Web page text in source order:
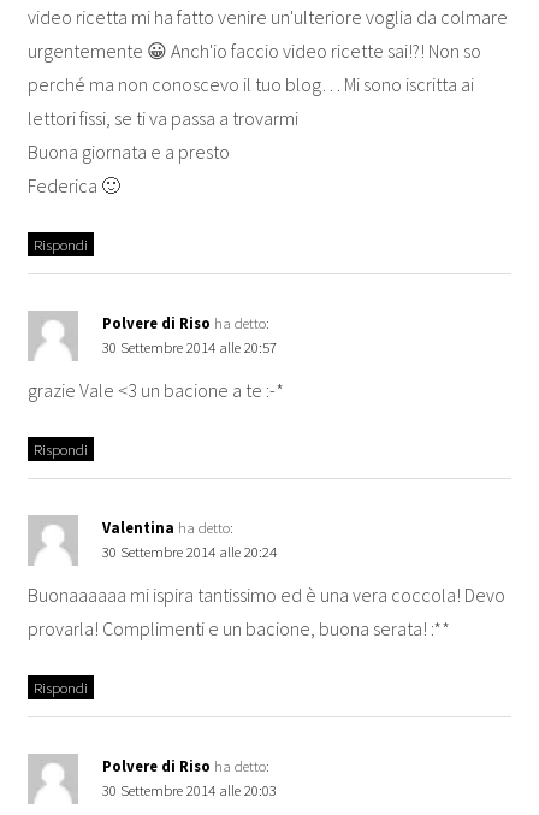
video ricetta mi ha fatto venire un'ulteriore voglia da colmare
urgentemente 😀 Anch'io faccio video ricette sai!?! Non so
perché ma non conoscevo il tuo blog… Mi sono iscritta ai
lettori fissi, se ti va passa a trovarmi
Buona giornata e a presto
Federica 🙂
Rispondi
Polvere di Riso ha detto:
30 Settembre 2014 alle 20:57
grazie Vale <3 un bacione a te :-*
Rispondi
Valentina ha detto:
30 Settembre 2014 alle 20:24
Buonaaaaaa mi ispira tantissimo ed è una vera coccola! Devo
provarla! Complimenti e un bacione, buona serata! :**
Rispondi
Polvere di Riso ha detto:
30 Settembre 2014 alle 20:03